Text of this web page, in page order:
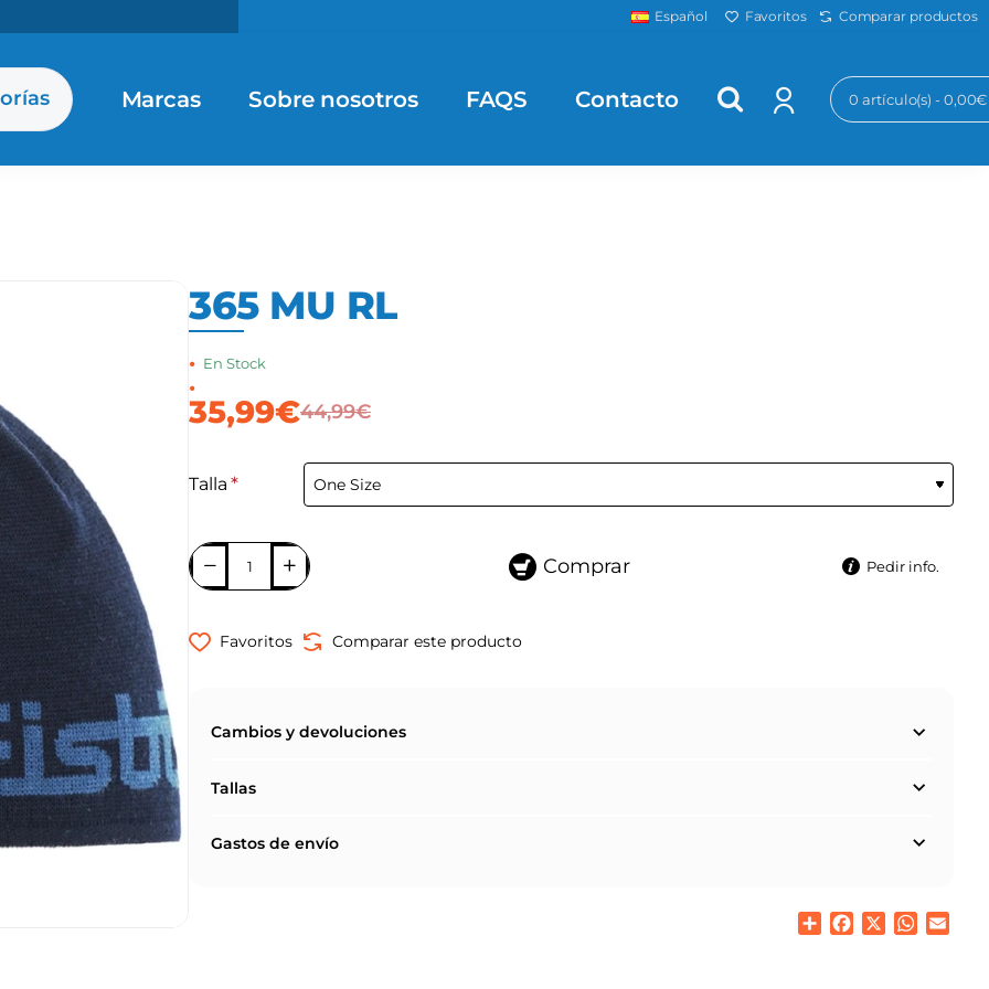
Español Favoritos Comparar productos
Marcas Sobre nosotros FAQS Contacto 0 artículo(s) - 0,00€
365 MU RL
35,99€44,99€
En Stock
Talla
Comprar Pedir info.
Favoritos Comparar este producto
Cambios y devoluciones
Tallas
Gastos de envío
ShareFacebook
X